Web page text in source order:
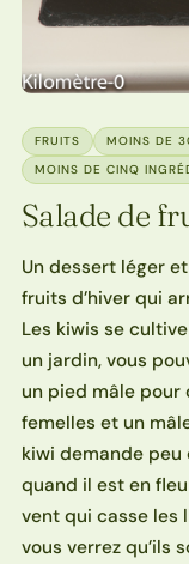
FRUITS
MOINS DE
MOINS DE CINQ
Salade de
Un dessert léger
fruits d’hiver qui
Les kiwis se
un jardin, vous
un pied mâle pour
femelles et un
kiwi demande peu
quand il est en
vent qui casse les
vous verrez qu’ils